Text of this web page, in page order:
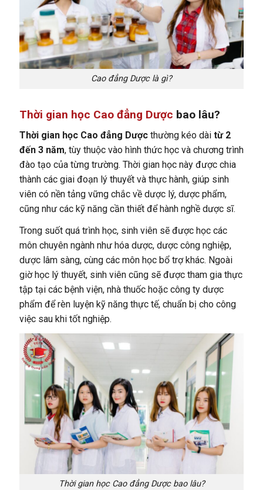
Cao đẳng Dược là gì?
Thời gian học Cao đẳng Dược bao lâu?
Thời gian học Cao đẳng Dượcthường kéo dài từ 2
đến 3 năm, tùy thuộc vào hình thức học và chương trình
đào tạo của từng trường. Thời gian học này được chia
thành các giai đoạn lý thuyết và thực hành, giúp sinh
viên có nền tảng vững chắc về dược lý, dược phẩm,
cũng như các kỹ năng cần thiết để hành nghề dược sĩ.
Trong suốt quá trình học, sinh viên sẽ được học các
môn chuyên ngành như hóa dược, dược công nghiệp,
dược lâm sàng, cùng các môn học bổ trợ khác. Ngoài
giờ học lý thuyết, sinh viên cũng sẽ được tham gia thực
tập tại các bệnh viện, nhà thuốc hoặc công ty dược
phẩm để rèn luyện kỹ năng thực tế, chuẩn bị cho công
việc sau khi tốt nghiệp.
Thời gian học Cao đẳng Dược bao lâu?